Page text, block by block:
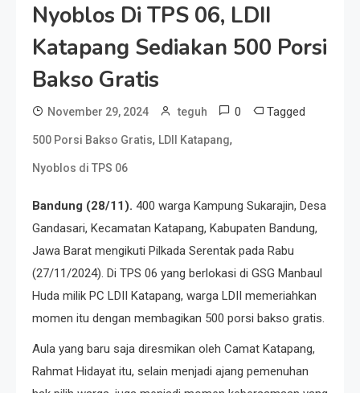
Nyoblos Di TPS 06, LDII
Katapang Sediakan 500 Porsi
Bakso Gratis
November 29, 2024 teguh 0 Tagged
500 Porsi Bakso Gratis, LDII Katapang,
Nyoblos di TPS 06
Bandung (28/11). 400 warga Kampung Sukarajin, Desa
Gandasari, Kecamatan Katapang, Kabupaten Bandung,
Jawa Barat mengikuti Pilkada Serentak pada Rabu
(27/11/2024). Di TPS 06 yang berlokasi di GSG Manbaul
Huda milik PC LDII Katapang, warga LDII memeriahkan
momen itu dengan membagikan 500 porsi bakso gratis.
Aula yang baru saja diresmikan oleh Camat Katapang,
Rahmat Hidayat itu, selain menjadi ajang pemenuhan